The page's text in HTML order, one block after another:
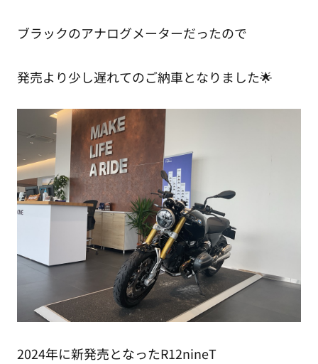
ブラックのアナログメーターだったので
発売より少し遅れてのご納車となりました🌟
2024年に新発売となったR12nineT